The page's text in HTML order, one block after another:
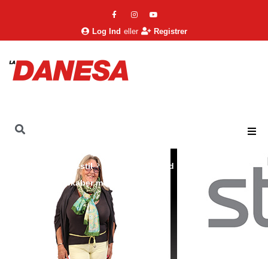
Log Ind eller Registrer
Livsstil
Helse & Sundhed
De vigtige redskaber mod stress